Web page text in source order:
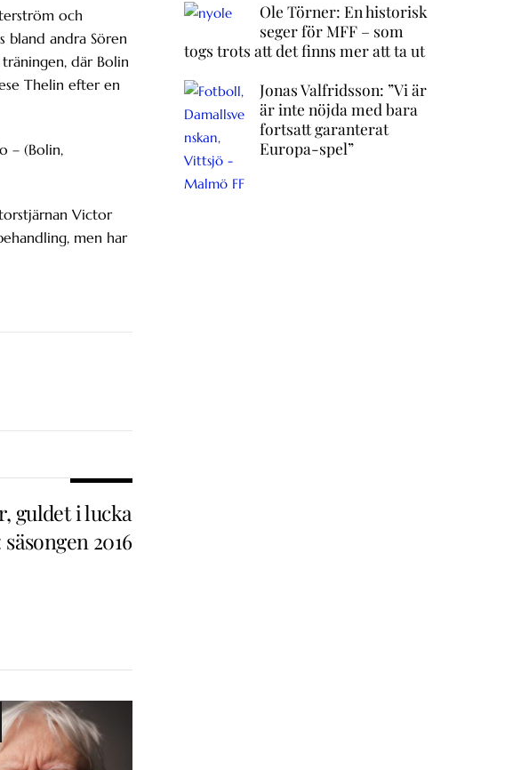
och
bland andra Sören
där Bolin
Thelin efter en
– (Bolin,
Victor
men har
guldet i lucka
säsongen 2016
Ole Törner: En historisk
seger för MFF – som
togs trots att det finns mer att ta ut
Jonas Valfridsson: ”Vi är
är inte nöjda med bara
fortsatt garanterat
Europa-spel”